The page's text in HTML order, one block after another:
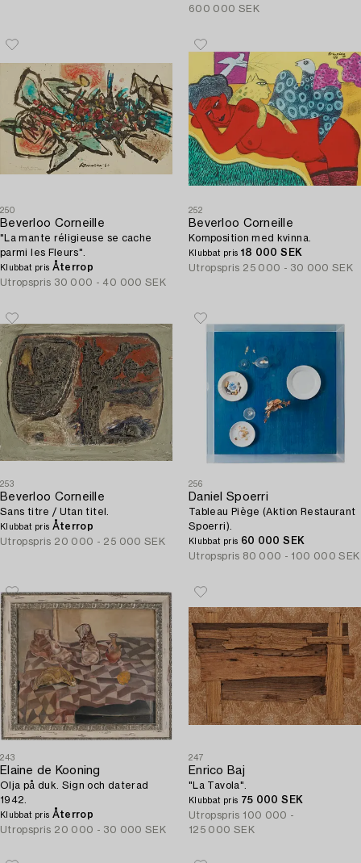
600 000 SEK
250
Beverloo Corneille
"La mante réligieuse se cache
parmi les Fleurs".
Klubbat pris Återrop
Utropspris 30 000 - 40 000 SEK
252
Beverloo Corneille
Komposition med kvinna.
Klubbat pris 18 000 SEK
Utropspris 25 000 - 30 000 SEK
253
Beverloo Corneille
Sans titre / Utan titel.
Klubbat pris Återrop
Utropspris 20 000 - 25 000 SEK
256
Daniel Spoerri
Tableau Piège (Aktion Restaurant
Spoerri).
Klubbat pris 60 000 SEK
Utropspris 80 000 - 100 000 SEK
243
Elaine de Kooning
Olja på duk. Sign och daterad
1942.
Klubbat pris Återrop
Utropspris 20 000 - 30 000 SEK
247
Enrico Baj
"La Tavola".
Klubbat pris 75 000 SEK
Utropspris 100 000 -
125 000 SEK